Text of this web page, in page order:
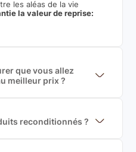
les aléas de la vie
la valeur de reprise:
que vous allez
meilleur prix ?
De plus, nous
sur la valeur de
reconditionnés ?